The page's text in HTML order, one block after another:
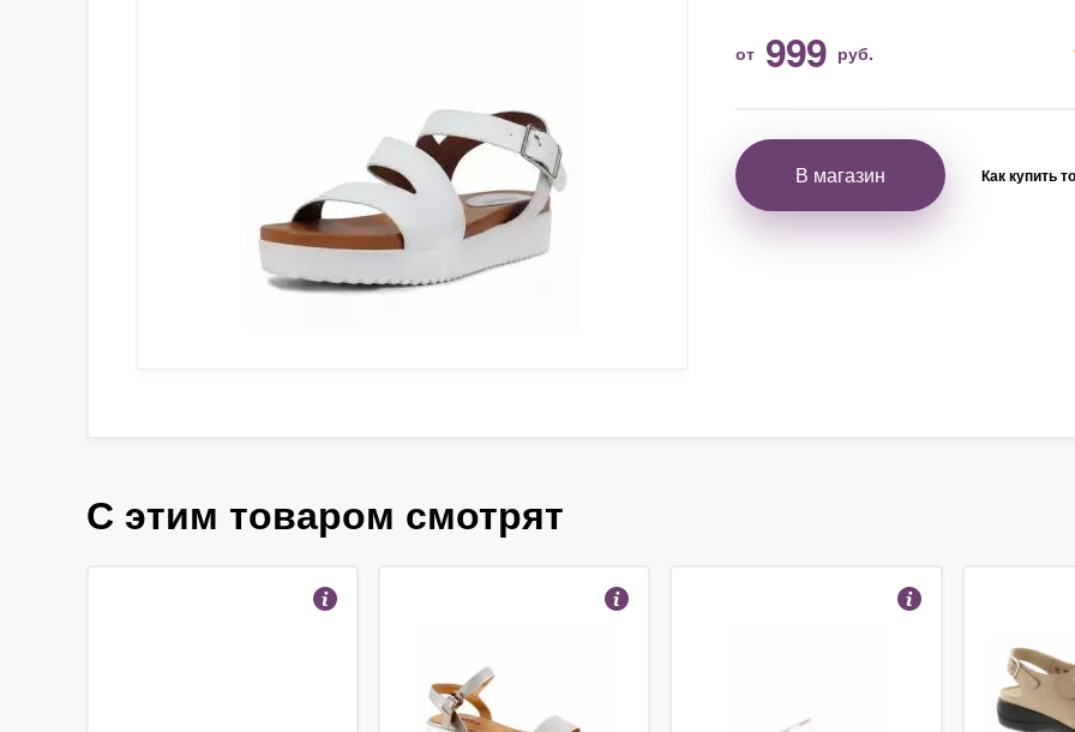
от 999 руб.
В магазин Как купить
С этим товаром смотрят